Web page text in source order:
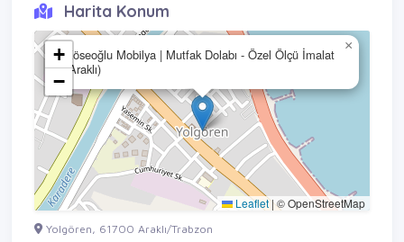
Harita Konum
Köseoğlu Mobilya | Mutfak Dolabı - Özel Ölçü İmalat
(Araklı)
×
+
−
Leaflet|© OpenStreetMap
Yolgören, 61700 Araklı/Trabzon